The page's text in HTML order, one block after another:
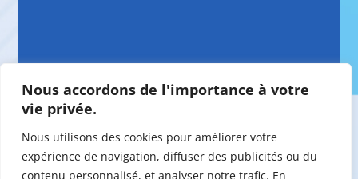
Nous accordons de l'importance à votre
vie privée.
Nous utilisons des cookies pour améliorer votre
expérience de navigation, diffuser des publicités ou du
contenu personnalisé, et analyser notre trafic. En